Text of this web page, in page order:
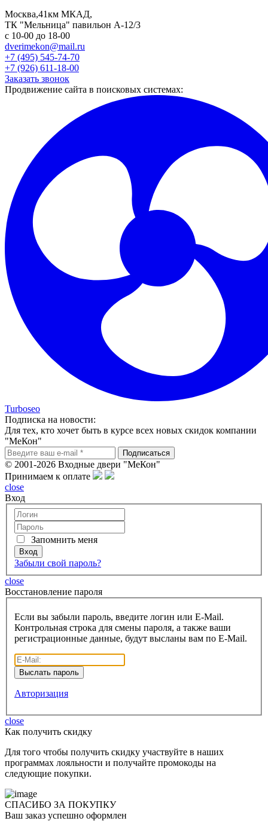
Москва,41км МКАД,
ТК "Мельница" павильон А-12/3
с 10-00 до 18-00
dverimekon@mail.ru
+7 (495) 545-74-70
+7 (926) 611-18-00
Заказать звонок
Продвижение сайта в поисковых системах:
Turboseo
Подписка на новости:
Для тех, кто хочет быть в курсе всех новых скидок компании
"МеКон"
© 2001-2026 Входные двери "МеКон"
Принимаем к оплате
close
Вход
Запомнить меня
Забыли свой пароль?
close
Восcтановление пароля
Если вы забыли пароль, введите логин или E-Mail.
Контрольная строка для смены пароля, а также ваши
регистрационные данные, будут высланы вам по E-Mail.
Авторизация
close
Как получить скидку
Для того чтобы получить скидку участвуйте в наших
программах лояльности и получайте промокоды на
следующие покупки.
СПАСИБО ЗА ПОКУПКУ
Ваш заказ успешно оформлен